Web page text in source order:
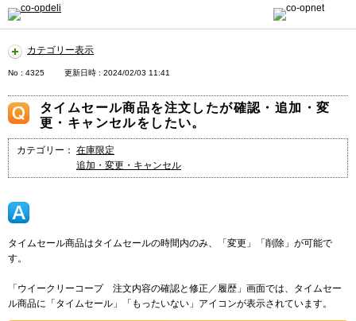
カテゴリー表示
No : 4325 更新日時 : 2024/02/03 11:41
タイムセール商品を注文したが確認・追加・変
更・キャンセルをしたい。
カテゴリー： 在庫限定
追加・変更・キャンセル
タイムセール商品はタイムセールの時間内のみ、「変更」「削除」が可能で
す。
「ウイークリーコープ 注文内容の確認と修正／履歴」画面では、タイムセー
ル商品に「タイムセール」「もったいない」アイコンが表示されています。